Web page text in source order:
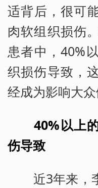
适背后，很可
肉软组织损伤
患者中，40%
织损伤导致，
经成为影响大众
40%以上
伤导致
近3年来，李